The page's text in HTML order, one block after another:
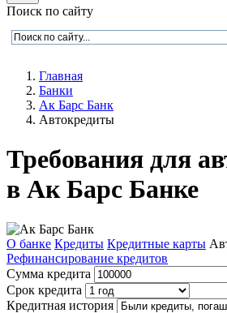
Поиск по сайту
Главная
Банки
Ак Барс Банк
Автокредиты
Требования для
в Ак Барс Банке
О банке Кредиты Кредитные карты
Рефинансирование кредитов
Сумма кредита
Срок кредита
Кредитная история